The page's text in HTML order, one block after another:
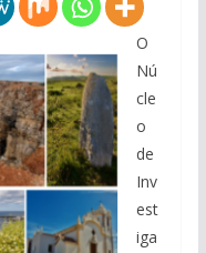
O
Nú
cle
o
de
Inv
est
iga